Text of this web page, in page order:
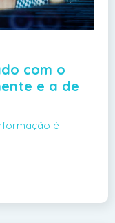
com o
e a de
é